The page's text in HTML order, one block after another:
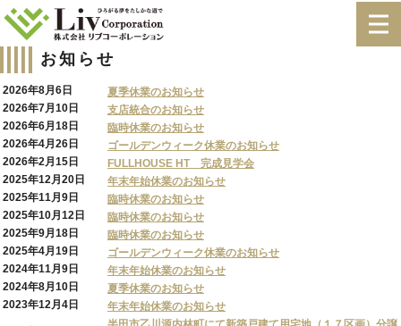
お知らせ
2026年8月6日
夏季休業のお知らせ
2026年7月10日
支店統合のお知らせ
2026年6月18日
臨時休業のお知らせ
2026年4月26日
ゴールデンウィーク休業のお知らせ
2026年2月15日
FULLHOUSE HT 完成見学会
2025年12月20日
年末年始休業のお知らせ
2025年11月9日
臨時休業のお知らせ
2025年10月12日
臨時休業のお知らせ
2025年9月18日
臨時休業のお知らせ
2025年4月19日
ゴールデンウィーク休業のお知らせ
2024年11月9日
年末年始休業のお知らせ
2024年8月10日
夏季休業のお知らせ
2023年12月4日
年末年始休業のお知らせ